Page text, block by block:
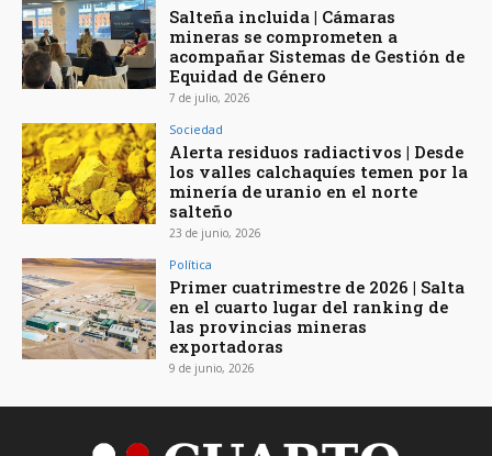
Salteña incluida | Cámaras
mineras se comprometen a
acompañar Sistemas de Gestión de
Equidad de Género
7 de julio, 2026
Sociedad
Alerta residuos radiactivos | Desde
los valles calchaquíes temen por la
minería de uranio en el norte
salteño
23 de junio, 2026
Política
Primer cuatrimestre de 2026 | Salta
en el cuarto lugar del ranking de
las provincias mineras
exportadoras
9 de junio, 2026